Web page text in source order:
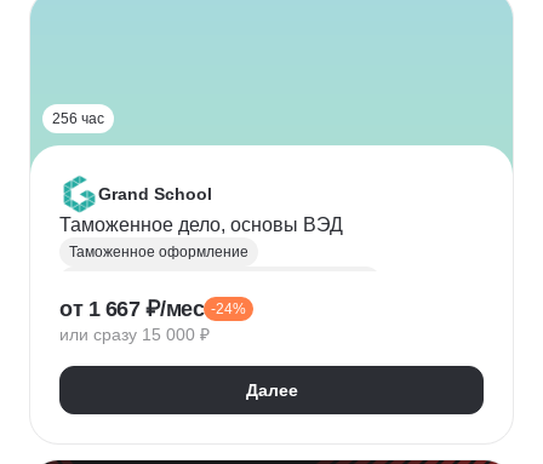
256 час
Grand School
Таможенное дело, основы ВЭД
Таможенное оформление
Таможенный декларант
от 1 667 ₽/мес -24%
или сразу 15 000 ₽
Далее